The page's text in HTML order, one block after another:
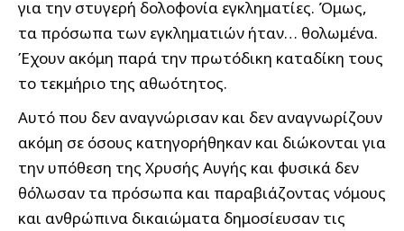
για την στυγερή δολοφονία εγκληματίες. Όμως,
τα πρόσωπα των εγκληματιών ήταν… θολωμένα.
Έχουν ακόμη παρά την πρωτόδικη καταδίκη τους
το τεκμήριο της αθωότητος.
Αυτό που δεν αναγνώρισαν και δεν αναγνωρίζουν
ακόμη σε όσους κατηγορήθηκαν και διώκονται για
την υπόθεση της Χρυσής Αυγής και φυσικά δεν
θόλωσαν τα πρόσωπα και παραβιάζοντας νόμους
και ανθρώπινα δικαιώματα δημοσίευσαν τις